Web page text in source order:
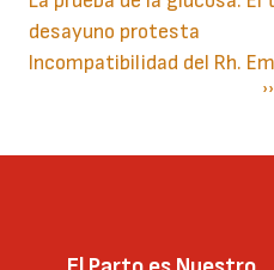
desayuno protesta
Incompatibilidad del Rh.
››